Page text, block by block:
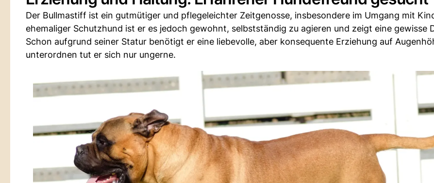
Der Bullmastiff ist ein gutmütiger und pflegeleichter Zeitgenosse, insbesondere im Umgang mit
ehemaliger Schutzhund ist er es jedoch gewohnt, selbstständig zu agieren und zeigt eine gewisse
Schon aufgrund seiner Statur benötigt er eine liebevolle, aber konsequente Erziehung auf
unterordnen tut er sich nur ungerne.